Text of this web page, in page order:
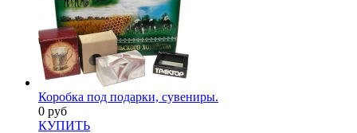
Коробка под подарки, сувениры.
0 руб
КУПИТЬ